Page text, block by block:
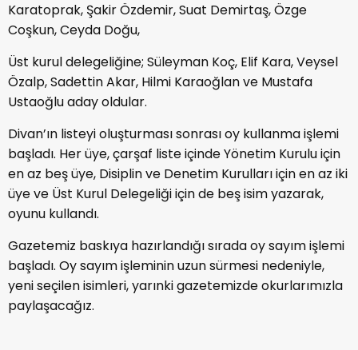
Karatoprak, Şakir Özdemir, Suat Demirtaş, Özge
Coşkun, Ceyda Doğu,
Üst kurul delegeliğine; Süleyman Koç, Elif Kara, Veysel
Özalp, Sadettin Akar, Hilmi Karaoğlan ve Mustafa
Ustaoğlu aday oldular.
Divan’ın listeyi oluşturması sonrası oy kullanma işlemi
başladı. Her üye, çarşaf liste içinde Yönetim Kurulu için
en az beş üye, Disiplin ve Denetim Kurulları için en az iki
üye ve Üst Kurul Delegeliği için de beş isim yazarak,
oyunu kullandı.
Gazetemiz baskıya hazırlandığı sırada oy sayım işlemi
başladı. Oy sayım işleminin uzun sürmesi nedeniyle,
yeni seçilen isimleri, yarınki gazetemizde okurlarımızla
paylaşacağız.